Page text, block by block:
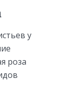
у
роза